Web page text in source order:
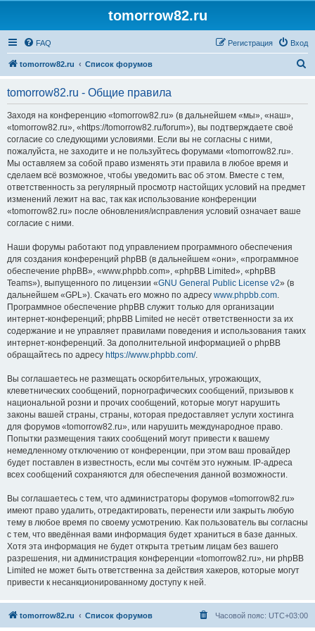
tomorrow82.ru
FAQ Вход
Регистрация
tomorrow82.ru Список форумов
tomorrow82.ru - Общие правила
Заходя на конференцию «tomorrow82.ru» (в дальнейшем «мы», «наш»,
«tomorrow82.ru», «https://tomorrow82.ru/forum»), вы подтверждаете своё
согласие со следующими условиями. Если вы не согласны с ними,
пожалуйста, не заходите и не пользуйтесь форумами «tomorrow82.ru».
Мы оставляем за собой право изменять эти правила в любое время и
сделаем всё возможное, чтобы уведомить вас об этом. Вместе с тем,
ответственность за регулярный просмотр настойщих условий на предмет
изменений лежит на вас, так как использование конференции
«tomorrow82.ru» после обновления/исправления условий означает ваше
согласие с ними.
Наши форумы работают под управлением программного обеспечения
для создания конференций phpBB (в дальнейшем «они», «программное
обеспечение phpBB», «www.phpbb.com», «phpBB Limited», «phpBB
Teams»), выпущенного по лицензии «GNU General Public License v2» (в
дальнейшем «GPL»). Скачать его можно по адресу www.phpbb.com.
Программное обеспечение phpBB служит только для организации
интернет-конференций; phpBB Limited не несёт ответственности за их
содержание и не управляет правилами поведения и использования таких
интернет-конференций. За дополнительной информацией о phpBB
обращайтесь по адресу https://www.phpbb.com/.
Вы соглашаетесь не размещать оскорбительных, угрожающих,
клеветнических сообщений, порнографических сообщений, призывов к
национальной розни и прочих сообщений, которые могут нарушить
законы вашей страны, страны, которая предоставляет услуги хостинга
для форумов «tomorrow82.ru», или нарушить международное право.
Попытки размещения таких сообщений могут привести к вашему
немедленному отключению от конференции, при этом ваш провайдер
будет поставлен в известность, если мы сочтём это нужным. IP-адреса
всех сообщений сохраняются для обеспечения данной возможности.
Вы соглашаетесь с тем, что администраторы форумов «tomorrow82.ru»
имеют право удалить, отредактировать, перенести или закрыть любую
тему в любое время по своему усмотрению. Как пользователь вы согласны
с тем, что введённая вами информация будет храниться в базе данных.
Хотя эта информация не будет открыта третьим лицам без вашего
разрешения, ни администрация конференции «tomorrow82.ru», ни phpBB
Limited не может быть ответственна за действия хакеров, которые могут
привести к несанкционированному доступу к ней.
tomorrow82.ru Список форумов Часовой пояс: UTC+03:00